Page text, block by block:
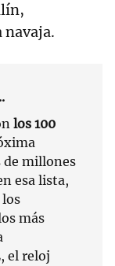
navaja.
los 100
de millones
esa lista,
los
más
, el reloj